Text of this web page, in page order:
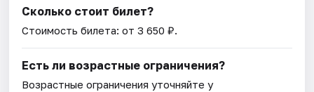
Сколько стоит билет?
Стоимость билета: от 3 650 ₽.
Есть ли возрастные ограничения?
Возрастные ограничения уточняйте у